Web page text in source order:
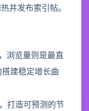
并发布索引帖。
浏览量则是最直
建稳定增长曲
打造可预测的节